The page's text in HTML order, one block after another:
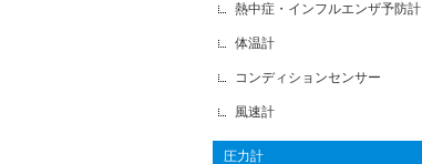
熱中症・インフルエンザ予防計
体温計
コンディションセンサー
風速計
圧力計